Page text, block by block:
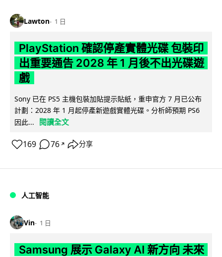
Lawton 1 日
PlayStation 確認停產實體光碟 包裝印
出重要通告 2028 年 1 月後不出光碟遊
戲
Sony 已在 PS5 主機包裝加貼提示貼紙，重申官方 7 月已公布
計劃：2028 年 1 月起停產新遊戲實體光碟。分析師預期 PS6
因此...
閱讀全文
169 76 ↗ 分享
人工智能
Vin 1 日
Samsung 展示 Galaxy AI 新方向 未來